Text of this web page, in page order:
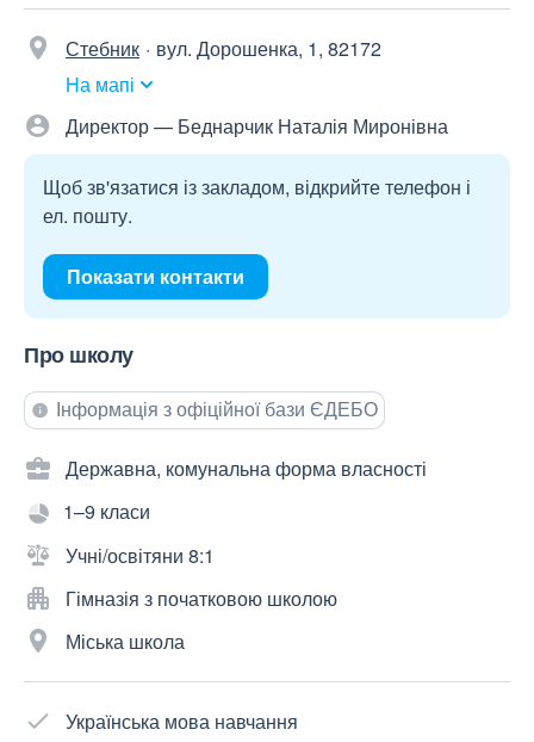
Стебник
вул. Дорошенка, 1, 82172
На мапі
Директор — Беднарчик Наталія Миронівна
Щоб зв'язатися із закладом, відкрийте телефон і
ел. пошту.
Показати контакти
Про школу
Інформація з офіційної бази ЄДЕБО
Державна, комунальна форма власності
1–9 класи
Учні/освітяни 8:1
Гімназія з початковою школою
Міська школа
Українська мова навчання